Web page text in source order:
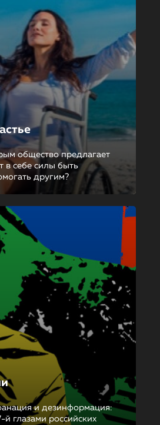
общество предлагает
в себе силы быть
другим?
и дезинформация:
глазами российских